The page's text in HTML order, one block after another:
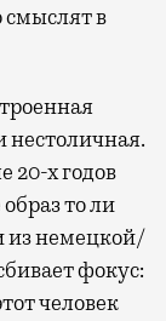
в
нестоличная.
20-х годов
то ли
из немецкой/
фокус:
человек